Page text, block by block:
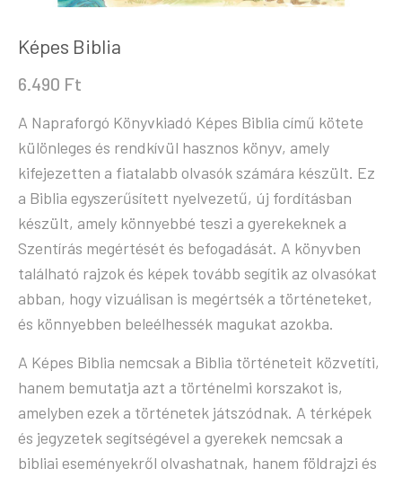
Képes Biblia
6.490 Ft
A Napraforgó Könyvkiadó Képes Biblia című kötete
különleges és rendkívül hasznos könyv, amely
kifejezetten a fiatalabb olvasók számára készült. Ez
a Biblia egyszerűsített nyelvezetű, új fordításban
készült, amely könnyebbé teszi a gyerekeknek a
Szentírás megértését és befogadását. A könyvben
található rajzok és képek tovább segítik az olvasókat
abban, hogy vizuálisan is megértsék a történeteket,
és könnyebben beleélhessék magukat azokba.
A Képes Biblia nemcsak a Biblia történeteit közvetíti,
hanem bemutatja azt a történelmi korszakot is,
amelyben ezek a történetek játszódnak. A térképek
és jegyzetek segítségével a gyerekek nemcsak a
bibliai eseményekről olvashatnak, hanem földrajzi és